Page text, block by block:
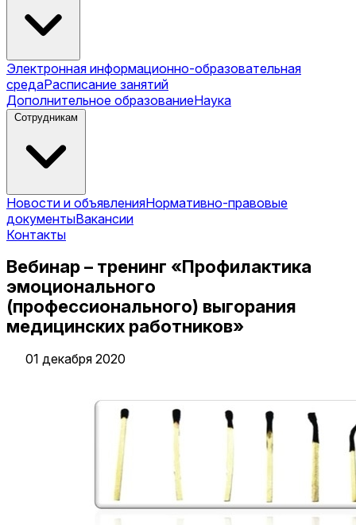
Электронная информационно-образовательная
средаРасписание занятий
Дополнительное образованиеНаука
Сотрудникам
Новости и объявленияНормативно-правовые
документыВакансии
Контакты
Вебинар – тренинг «Профилактика
эмоционального
(профессионального) выгорания
медицинских работников»
01 декабря 2020